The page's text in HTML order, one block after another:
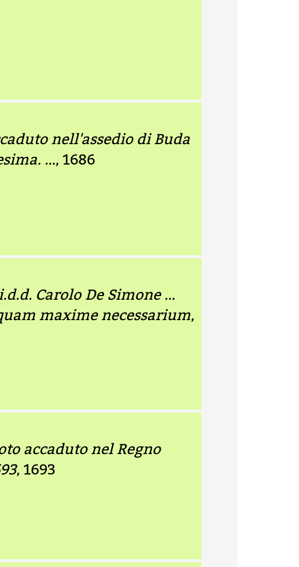
nell'assedio di Buda
..., 1686
Carolo De Simone ...
maxime necessarium,
accaduto nel Regno
, 1693